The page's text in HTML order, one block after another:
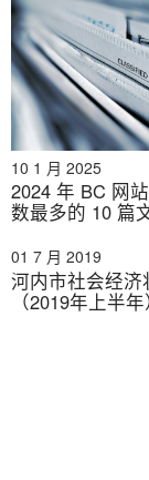
10 1 月 2025
2024 年 BC 网
数最多的 10 篇
01 7 月 2019
河内市社会经济
（2019年上半年）